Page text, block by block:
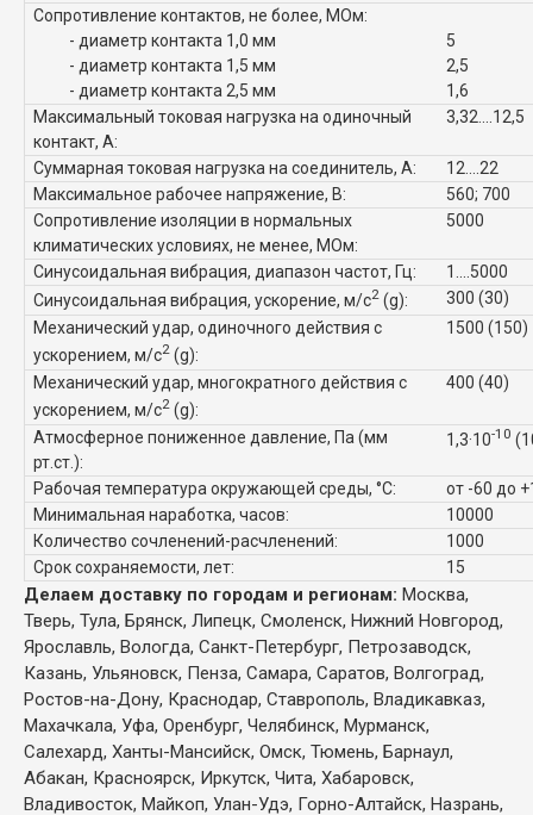
Сопротивление контактов, не более, МОм:
- диаметр контакта 1,0 мм
- диаметр контакта 1,5 мм
- диаметр контакта 2,5 мм
5
2,5
1,6
Максимальный токовая нагрузка на одиночный
контакт, А:
3,32....12,5
Суммарная токовая нагрузка на соединитель, А:
12....22
Максимальное рабочее напряжение, В:
560; 700
Сопротивление изоляции в нормальных
климатических условиях, не менее, МОм:
5000
Синусоидальная вибрация, диапазон частот, Гц:
1....5000
Синусоидальная вибрация, ускорение, м/с2 (g):
300 (30)
Механический удар, одиночного действия с
ускорением, м/с2 (g):
1500 (150)
Механический удар, многократного действия с
ускорением, м/с2 (g):
400 (40)
Атмосферное пониженное давление, Па (мм
рт.ст.):
1,3·10-10
Рабочая температура окружающей среды, °C:
от -60 до
Минимальная наработка, часов:
10000
Количество сочленений-расчленений:
1000
Срок сохраняемости, лет:
15
Делаем доставку по городам и регионам: Москва,
Тверь, Тула, Брянск, Липецк, Смоленск, Нижний Новгород,
Ярославль, Вологда, Санкт-Петербург, Петрозаводск,
Казань, Ульяновск, Пенза, Самара, Саратов, Волгоград,
Ростов-на-Дону, Краснодар, Ставрополь, Владикавказ,
Махачкала, Уфа, Оренбург, Челябинск, Мурманск,
Салехард, Ханты-Мансийск, Омск, Тюмень, Барнаул,
Абакан, Красноярск, Иркутск, Чита, Хабаровск,
Владивосток, Майкоп, Улан-Удэ, Горно-Алтайск, Назрань,